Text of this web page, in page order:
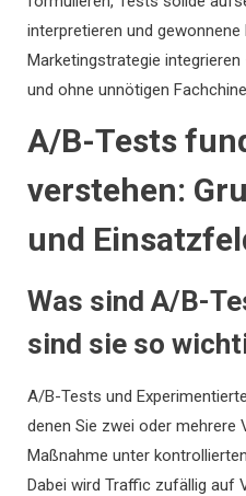
interpretieren und
Marketingstrategie
und ohne unnötigen
A/B-Tests
verstehen:
und
Was sind A/B-
sind sie so
A/B-Tests und
denen Sie zwei oder mehrere
Maßnahme unter
Dabei wird Traffic zufällig auf